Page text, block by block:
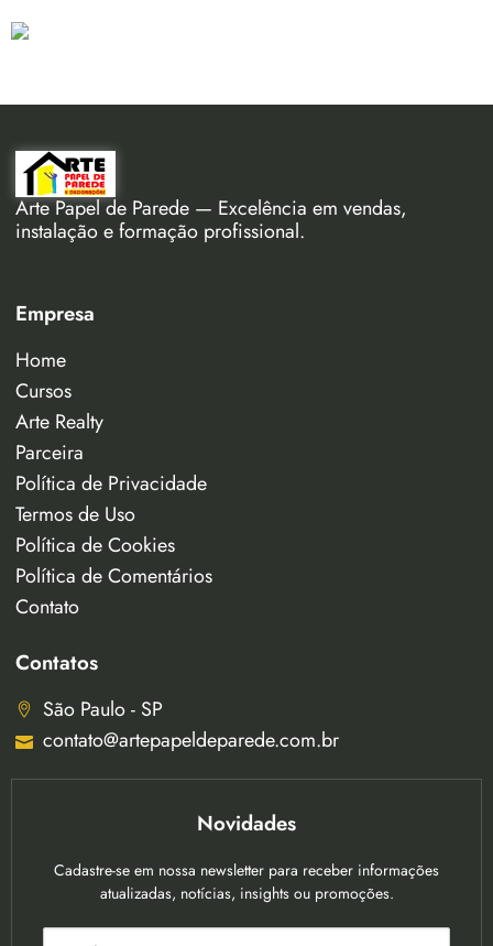
Arte Papel de Parede — Excelência em vendas,
instalação e formação profissional.
Empresa
Home
Cursos
Arte Realty
Parceira
Política de Privacidade
Termos de Uso
Política de Cookies
Política de Comentários
Contato
Contatos
São Paulo - SP
contato@artepapeldeparede.com.br
Novidades
Cadastre-se em nossa newsletter para receber informações
atualizadas, notícias, insights ou promoções.